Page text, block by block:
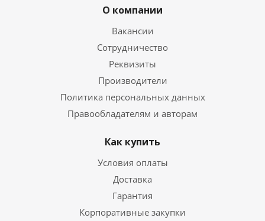
О компании
Вакансии
Сотрудничество
Реквизиты
Производители
Политика персональных данных
Правообладателям и авторам
Как купить
Условия оплаты
Доставка
Гарантия
Корпоративные закупки